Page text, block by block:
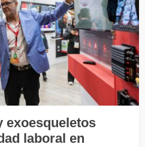
exoesqueletos
laboral en